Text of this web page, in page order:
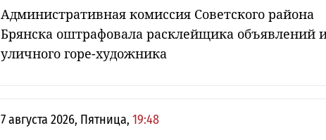
Административная комиссия Советского района
Брянска оштрафовала расклейщика объявлений
уличного горе-художника
7 августа 2026, Пятница, 19:48